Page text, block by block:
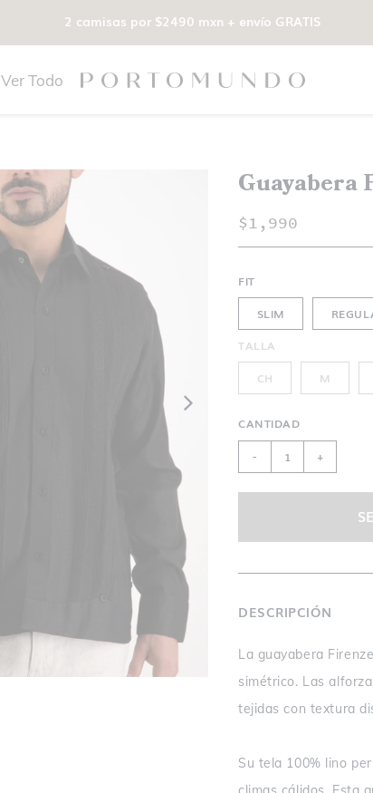
2 camisas por $2490 mxn + envío GRATIS
Ver Todo
Guayabera
$1,990
FIT
SLIM
TALLA
CH
M
CANTIDAD
-
+
DESCRIPCIÓN
La guayabera
simétrico. Las
tejidas con textura
Su tela 100% lino